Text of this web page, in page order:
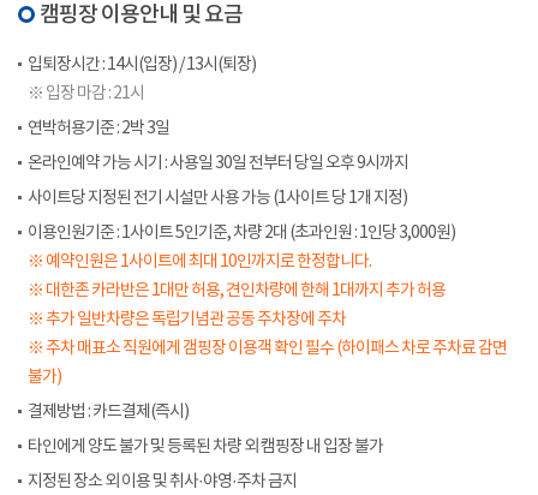
캠핑장 이용안내 및 요금
입퇴장시간 : 14시(입장) / 13시(퇴장)
※ 입장 마감 : 21시
연박허용기준 : 2박 3일
온라인예약 가능 시기 : 사용일 30일 전부터 당일 오후 9시까지
사이트당 지정된 전기 시설만 사용 가능 (1사이트 당 1개 지정)
이용인원기준 : 1사이트 5인기준, 차량 2대 (초과인원 : 1인당 3,000원)
※ 예약인원은 1사이트에 최대 10인까지로 한정합니다.
※ 대한존 카라반은 1대만 허용, 견인차량에 한해 1대까지 추가 허용
※ 추가 일반차량은 독립기념관 공동 주차장에 주차
※ 주차 매표소 직원에게 갬핑장 이용객 확인 필수 (하이패스 차로 주차료 감면
불가)
결제방법 : 카드결제(즉시)
타인에게 양도 불가 및 등록된 차량 외 캠핑장 내 입장 불가
지정된 장소 외 이용 및 취사·야영·주차 금지